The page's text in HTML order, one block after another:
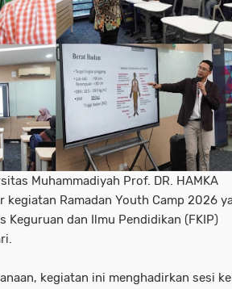
Muhammadiyah Prof. DR. HAMKA
kegiatan Ramadan Youth Camp 2026
Keguruan dan Ilmu Pendidikan (FKIP)
kegiatan ini menghadirkan sesi